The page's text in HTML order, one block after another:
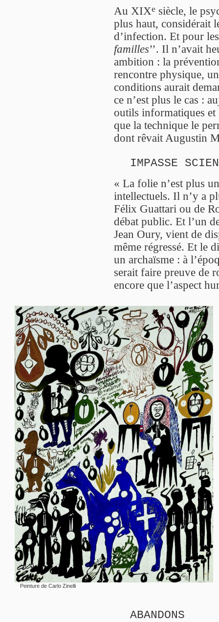
Au XIXe siècle, le
plus haut, considérait
d’infection. Et pour les
familles’’. Il n’avait
ambition : la
rencontre physique,
conditions aurait
ce n’est plus le cas :
outils informatiques et
que la technique le
dont rêvait Augustin
IMPASSE
« La folie n’est plus
intellectuels. Il n’y a
Félix Guattari ou de
débat public. Et l’un
Jean Oury, vient de
même régressé. Et le
un archaïsme : à
serait faire preuve de
encore que l’aspect
Peinture de Carlo Zinelli
ABANDONS